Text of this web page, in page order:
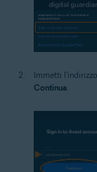
Immetti
Continua.